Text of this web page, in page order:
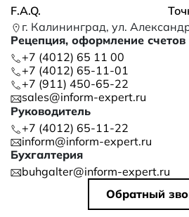
F.A.Q.
г. Калининград, ул.
Рецепция, оформление счетов
+7 (4012) 65 11 00
+7 (4012) 65-11-01
+7 (911) 450-65-22
sales@inform-expert.ru
Руководитель
+7 (4012) 65-11-22
inform@inform-expert.ru
Бухгалтерия
buhgalter@inform-expert.ru
Обратный